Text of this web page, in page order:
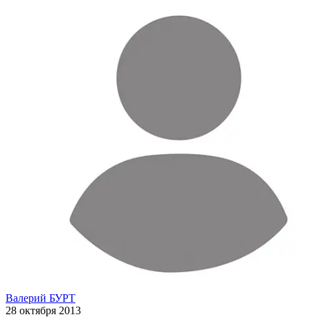
Валерий БУРТ
28 октября 2013